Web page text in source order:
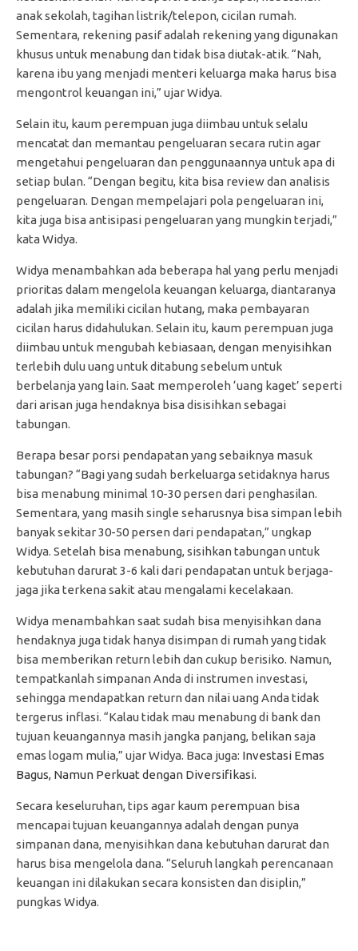
anak sekolah, tagihan listrik/telepon, cicilan rumah.
Sementara, rekening pasif adalah rekening yang digunakan
khusus untuk menabung dan tidak bisa diutak-atik. “Nah,
karena ibu yang menjadi menteri keluarga maka harus bisa
mengontrol keuangan ini,” ujar Widya.
Selain itu, kaum perempuan juga diimbau untuk selalu
mencatat dan memantau pengeluaran secara rutin agar
mengetahui pengeluaran dan penggunaannya untuk apa di
setiap bulan. “Dengan begitu, kita bisa review dan analisis
pengeluaran. Dengan mempelajari pola pengeluaran ini,
kita juga bisa antisipasi pengeluaran yang mungkin terjadi,”
kata Widya.
Widya menambahkan ada beberapa hal yang perlu menjadi
prioritas dalam mengelola keuangan keluarga, diantaranya
adalah jika memiliki cicilan hutang, maka pembayaran
cicilan harus didahulukan. Selain itu, kaum perempuan juga
diimbau untuk mengubah kebiasaan, dengan menyisihkan
terlebih dulu uang untuk ditabung sebelum untuk
berbelanja yang lain. Saat memperoleh ‘uang kaget’ seperti
dari arisan juga hendaknya bisa disisihkan sebagai
tabungan.
Berapa besar porsi pendapatan yang sebaiknya masuk
tabungan? “Bagi yang sudah berkeluarga setidaknya harus
bisa menabung minimal 10-30 persen dari penghasilan.
Sementara, yang masih single seharusnya bisa simpan lebih
banyak sekitar 30-50 persen dari pendapatan,” ungkap
Widya. Setelah bisa menabung, sisihkan tabungan untuk
kebutuhan darurat 3-6 kali dari pendapatan untuk berjaga-
jaga jika terkena sakit atau mengalami kecelakaan.
Widya menambahkan saat sudah bisa menyisihkan dana
hendaknya juga tidak hanya disimpan di rumah yang tidak
bisa memberikan return lebih dan cukup berisiko. Namun,
tempatkanlah simpanan Anda di instrumen investasi,
sehingga mendapatkan return dan nilai uang Anda tidak
tergerus inflasi. “Kalau tidak mau menabung di bank dan
tujuan keuangannya masih jangka panjang, belikan saja
emas logam mulia,” ujar Widya. Baca juga: Investasi Emas
Bagus, Namun Perkuat dengan Diversifikasi.
Secara keseluruhan, tips agar kaum perempuan bisa
mencapai tujuan keuangannya adalah dengan punya
simpanan dana, menyisihkan dana kebutuhan darurat dan
harus bisa mengelola dana. “Seluruh langkah perencanaan
keuangan ini dilakukan secara konsisten dan disiplin,”
pungkas Widya.